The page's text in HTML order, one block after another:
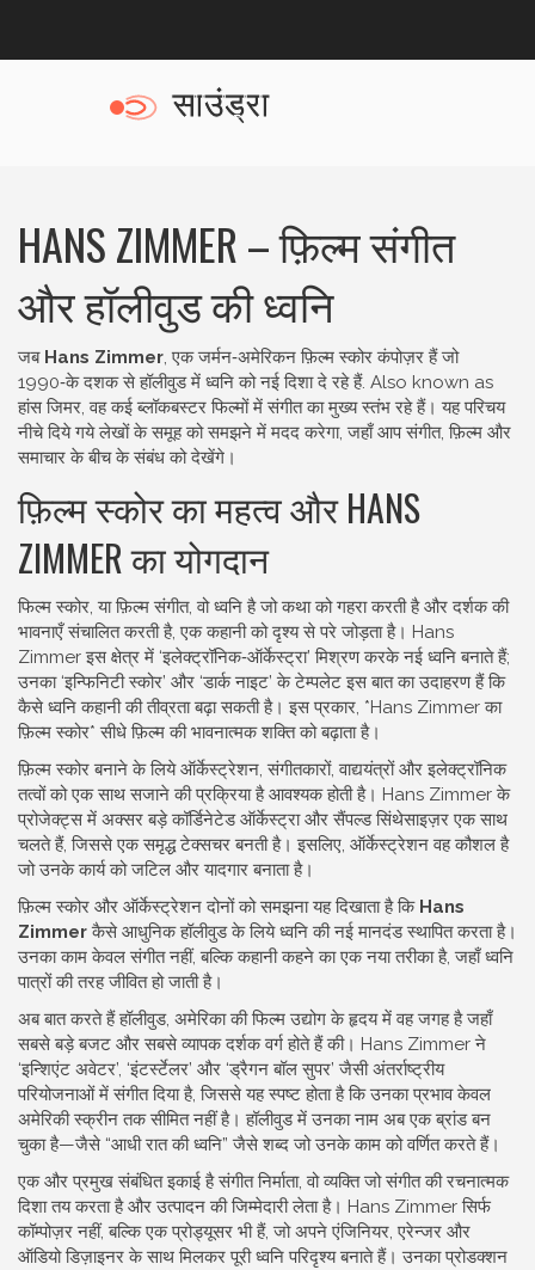
HANS ZIMMER – फ़िल्म संगीत
और हॉलीवुड की ध्वनि
जब Hans Zimmer,एक जर्मन‑अमेरिकन फ़िल्म स्कोर कंपोज़र हैं जो
1990‑के दशक से हॉलीवुड में ध्वनि को नई दिशा दे रहे हैं. Also known as
हांस जिमर, वह कई ब्लॉकबस्टर फिल्मों में संगीत का मुख्य स्तंभ रहे हैं। यह परिचय
नीचे दिये गये लेखों के समूह को समझने में मदद करेगा, जहाँ आप संगीत, फ़िल्म और
समाचार के बीच के संबंध को देखेंगे।
फ़िल्म स्कोर का महत्व और HANS
ZIMMER का योगदान
फिल्म स्कोर, याफ़िल्म संगीत,वो ध्वनि है जो कथा को गहरा करती है और दर्शक की
भावनाएँ संचालित करती है, एक कहानी को दृश्य से परे जोड़ता है। Hans
Zimmer इस क्षेत्र में ‘इलेक्ट्रॉनिक‑ऑर्केस्ट्रा’ मिश्रण करके नई ध्वनि बनाते हैं;
उनका ‘इन्फिनिटी स्कोर’ और ‘डार्क नाइट’ के टेम्पलेट इस बात का उदाहरण हैं कि
कैसे ध्वनि कहानी की तीव्रता बढ़ा सकती है। इस प्रकार, *Hans Zimmer का
फ़िल्म स्कोर* सीधे फ़िल्म की भावनात्मक शक्ति को बढ़ाता है।
फ़िल्म स्कोर बनाने के लियेऑर्केस्ट्रेशन,संगीतकारों, वाद्ययंत्रों और इलेक्ट्रॉनिक
तत्वों को एक साथ सजाने की प्रक्रिया हैआवश्यक होती है। Hans Zimmer के
प्रोजेक्ट्स में अक्सर बड़े कॉर्डिनेटेड ऑर्केस्ट्रा और सैंपल्ड सिंथेसाइज़र एक साथ
चलते हैं, जिससे एक समृद्ध टेक्सचर बनती है। इसलिए, ऑर्केस्ट्रेशन वह कौशल है
जो उनके कार्य को जटिल और यादगार बनाता है।
फ़िल्म स्कोर और ऑर्केस्ट्रेशन दोनों को समझना यह दिखाता है कि Hans
Zimmerकैसे आधुनिक हॉलीवुड के लिये ध्वनि की नई मानदंड स्थापित करता है।
उनका काम केवल संगीत नहीं, बल्कि कहानी कहने का एक नया तरीका है, जहाँ ध्वनि
पात्रों की तरह जीवित हो जाती है।
अब बात करते हैंहॉलीवुड, अमेरिका की फिल्म उद्योग के हृदय में वह जगह है जहाँ
सबसे बड़े बजट और सबसे व्यापक दर्शक वर्ग होते हैंकी। Hans Zimmer ने
‘इन्शिएंट अवेटर’, ‘इंटर्स्टेलर’ और ‘ड्रैगन बॉल सुपर’ जैसी अंतर्राष्ट्रीय
परियोजनाओं में संगीत दिया है, जिससे यह स्पष्ट होता है कि उनका प्रभाव केवल
अमेरिकी स्क्रीन तक सीमित नहीं है। हॉलीवुड में उनका नाम अब एक ब्रांड बन
चुका है—जैसे “आधी रात की ध्वनि” जैसे शब्द जो उनके काम को वर्णित करते हैं।
एक और प्रमुख संबंधित इकाई हैसंगीत निर्माता,वो व्यक्ति जो संगीत की रचनात्मक
दिशा तय करता है और उत्पादन की जिम्मेदारी लेता है। Hans Zimmer सिर्फ
कॉम्पोज़र नहीं, बल्कि एक प्रोड्यूसर भी हैं, जो अपने एंजिनियर, एरेन्जर और
ऑडियो डिज़ाइनर के साथ मिलकर पूरी ध्वनि परिदृश्य बनाते हैं। उनका प्रोडक्शन